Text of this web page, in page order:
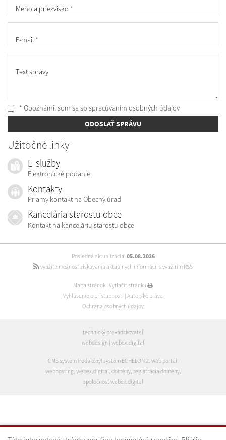
Meno a priezvisko *
E-mail *
Text správy
* Oboznámil som sa so spracúvaním osobných údajov
ODOSLAŤ SPRÁVU
Užitočné linky
E-služby
Elektronické podanie
Kontakty
Priamy kontakt na Obecný úrad
Kancelária starostu obce
Kontakt na kanceláriu starostu obce
Posledná aktualizácia: 05.08.2026
využite možnosť získavania aktuálnych informácií s využitím RSS
Mapa stránok | Vytlačiť stránku
Vyhlásenie o prístupnosti | Autorské práva
Ochrana osobných údajov
technický prevádzkovateľ
webdesign | webex.digital
CMS systém (redakčný) systém ECHELON 2 web portál
webhosting webex.digital domény, registrácia domény,
spoločnosť webex.digital